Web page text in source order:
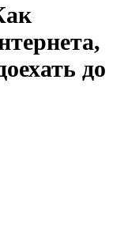
до